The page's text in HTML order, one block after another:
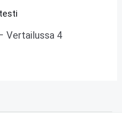
Vertailussa 4